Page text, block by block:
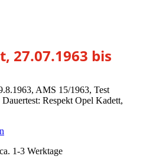
27.07.1963 bis
1-3 Werktage